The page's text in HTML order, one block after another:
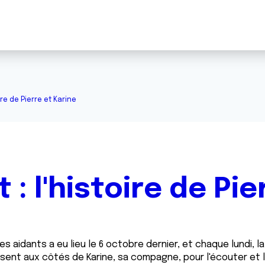
de Pierre et Karine
: l'histoire de
aidants a eu lieu le 6 octobre dernier, et chaque lundi,
aux côtés de Karine, sa compagne, pour l'écouter